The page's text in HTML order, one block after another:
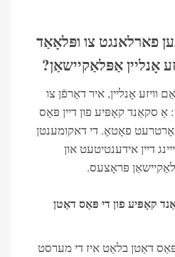
פארלאנגט צו ופּלאָאַד
אָנליין אַפּלאַקיישאַן?
וויזע אָנליין, איר דאַרפֿן צו
אַ סקאַנד קאָפּיע פון ​​דיין פּאַס
פאָטאָ. די דאקומענטן
דיין אידענטיטעט און
פּראָצעס.
קאָפּיע פון ​​די פּאַס דאַטן
פּאַס דאַטן בלאַט איז די מערסט